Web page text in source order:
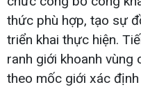
thức phù hợp, tạo sự
triển khai thực hiện.
ranh giới khoanh vùng
theo mốc giới xác